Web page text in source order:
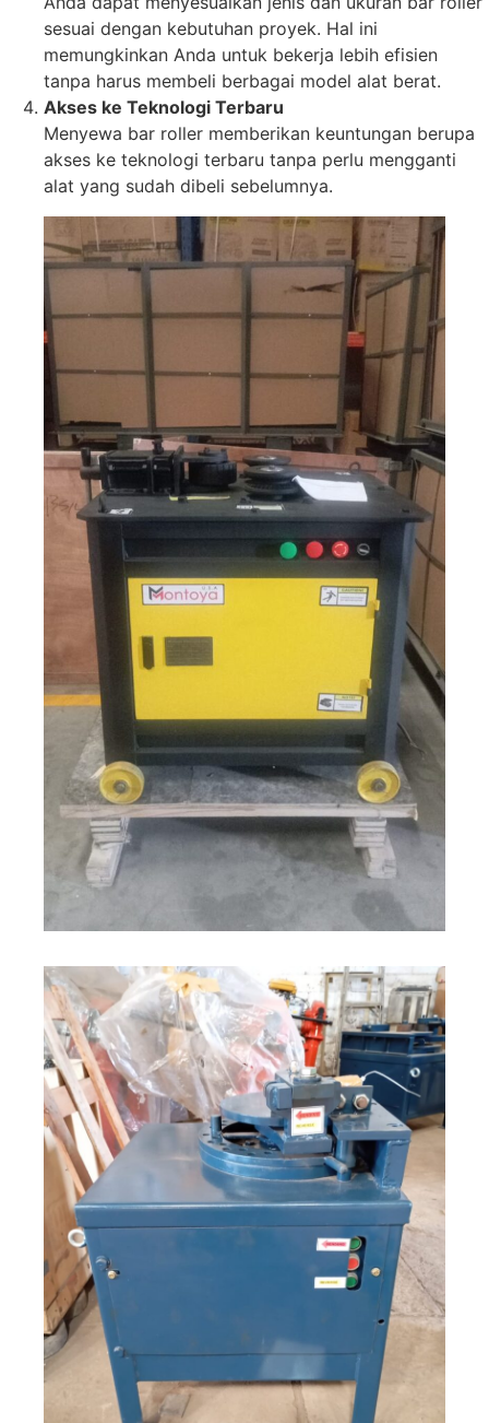
sesuai dengan kebutuhan proyek. Hal ini
memungkinkan Anda untuk bekerja lebih efisien
tanpa harus membeli berbagai model alat berat.
Akses ke Teknologi Terbaru
Menyewa bar roller memberikan keuntungan berupa
akses ke teknologi terbaru tanpa perlu mengganti
alat yang sudah dibeli sebelumnya.